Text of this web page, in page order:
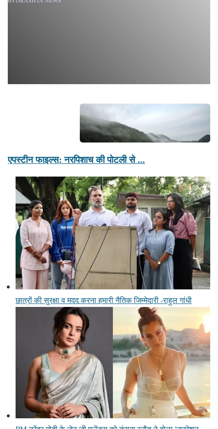
एपस्टीन फाइल्स: नरपिशाच की पोटली से ...
छात्रों की सुरक्षा व मदद करना हमारी नैतिक जिम्मेदारी -राहुल गांधी